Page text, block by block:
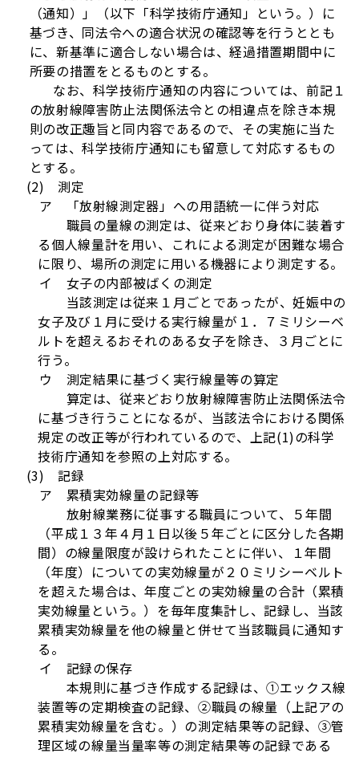
（通知）」（以下「科学技術庁通知」という。）に
基づき、同法令への適合状況の確認等を行うととも
に、新基準に適合しない場合は、経過措置期間中に
所要の措置をとるものとする。
なお、科学技術庁通知の内容については、前記１
の放射線障害防止法関係法令との相違点を除き本規
則の改正趣旨と同内容であるので、その実施に当た
っては、科学技術庁通知にも留意して対応するもの
とする。
(2) 測定
ア 「放射線測定器」への用語統一に伴う対応
職員の量線の測定は、従来どおり身体に装着す
る個人線量計を用い、これによる測定が困難な場合
に限り、場所の測定に用いる機器により測定する。
イ 女子の内部被ばくの測定
当該測定は従来１月ごとであったが、妊娠中の
女子及び１月に受ける実行線量が１．７ミリシーベ
ルトを超えるおそれのある女子を除き、３月ごとに
行う。
ウ 測定結果に基づく実行線量等の算定
算定は、従来どおり放射線障害防止法関係法令
に基づき行うことになるが、当該法令における関係
規定の改正等が行われているので、上記(1)の科学
技術庁通知を参照の上対応する。
(3) 記録
ア 累積実効線量の記録等
放射線業務に従事する職員について、５年間
（平成１３年４月１日以後５年ごとに区分した各期
間）の線量限度が設けられたことに伴い、１年間
（年度）についての実効線量が２０ミリシーベルト
を超えた場合は、年度ごとの実効線量の合計（累積
実効線量という。）を毎年度集計し、記録し、当該
累積実効線量を他の線量と併せて当該職員に通知す
る。
イ 記録の保存
本規則に基づき作成する記録は、①エックス線
装置等の定期検査の記録、②職員の線量（上記アの
累積実効線量を含む。）の測定結果等の記録、③管
理区域の線量当量率等の測定結果等の記録である